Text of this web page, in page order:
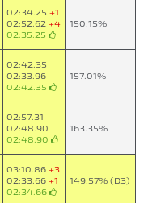
02:34.25 +1
02:52.62 +4
02:35.25
150.15%
02:42.35
02:33.96
02:42.35
157.01%
02:57.31
02:48.90
02:48.90
163.35%
03:10.86 +3
02:33.66 +1
02:34.66
149.57% (D3)